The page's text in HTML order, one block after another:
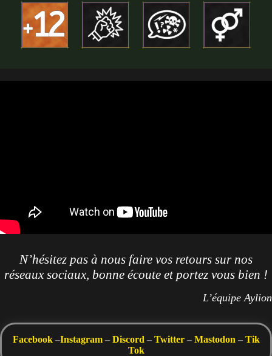
N’hésitez pas à nous faire vos retours sur nos
réseaux sociaux, bonne écoute et portez vous bien !
L’équipe Aylion
Facebook–Instagram– Discord – Twitter – Mastodon – Tik
Tok